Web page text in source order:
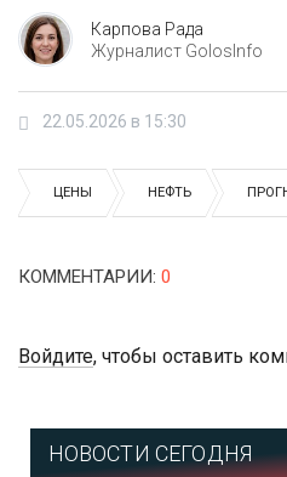
Карпова Рада
Журналист GolosInfo
22.05.2026 в 15:30
ЦЕНЫ НЕФТЬ
КОММЕНТАРИИ: 0
Войдите, чтобы оставить
НОВОСТИ СЕГОДНЯ